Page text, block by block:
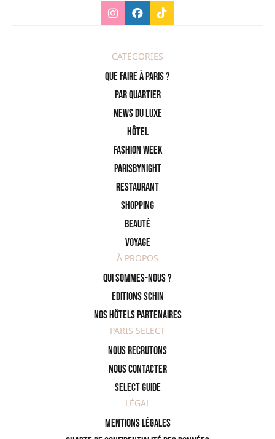
CATÉGORIES
Que faire à Paris ?
PAR QUARTIER
News du Luxe
Hôtel
Fashion Week
ParisByNight
Restaurant
Shopping
Beauté
Voyage
À PROPOS
Qui sommes-nous ?
Editions SCHIN
Nos hôtels partenaires
PARIS SELECT
Nous recrutons
Nous contacter
Select Guide
LÉGAL
Mentions légales